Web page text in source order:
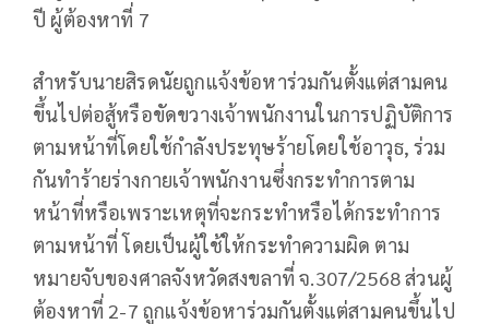
ปี ผู้ต้องหาที่ 7
สำหรับนายสิรดนัยถูกแจ้งข้อหาร่วมกันตั้งแต่สามคน
ขึ้นไปต่อสู้หรือขัดขวางเจ้าพนักงานในการปฏิบัติการ
ตามหน้าที่โดยใช้กำลังประทุษร้ายโดยใช้อาวุธ, ร่วม
กันทำร้ายร่างกายเจ้าพนักงานซึ่งกระทำการตาม
หน้าที่หรือเพราะเหตุที่จะกระทำหรือได้กระทำการ
ตามหน้าที่ โดยเป็นผู้ใช้ให้กระทำความผิด ตาม
หมายจับของศาลจังหวัดสงขลาที่ จ.307/2568 ส่วนผู้
ต้องหาที่ 2-7 ถูกแจ้งข้อหาร่วมกันตั้งแต่สามคนขึ้นไป